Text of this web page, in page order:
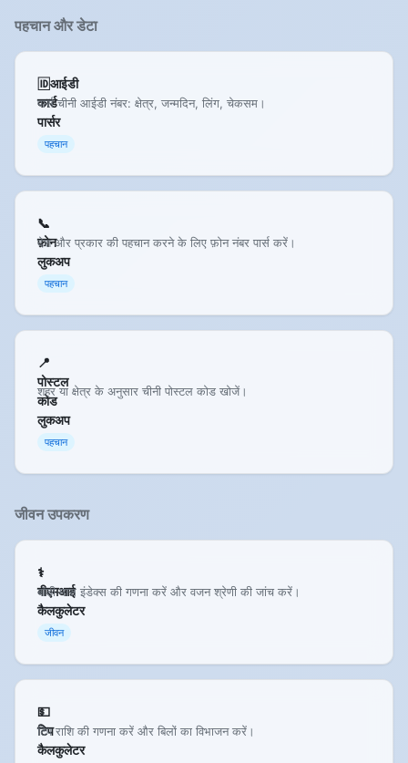
पहचान और डेटा
🆔आईडी
कार्ड
पार्सर
पार्स चीनी आईडी नंबर: क्षेत्र, जन्मदिन, लिंग, चेकसम।
पहचान
📞
फ़ोन
लुकअप
देश और प्रकार की पहचान करने के लिए फ़ोन नंबर पार्स करें।
पहचान
📍
पोस्टल
कोड
लुकअप
शहर या क्षेत्र के अनुसार चीनी पोस्टल कोड खोजें।
पहचान
जीवन उपकरण
⚕️
बीएमआई
कैलकुलेटर
बॉडी मास इंडेक्स की गणना करें और वजन श्रेणी की जांच करें।
जीवन
💵
टिप
कैलकुलेटर
टिप राशि की गणना करें और बिलों का विभाजन करें।